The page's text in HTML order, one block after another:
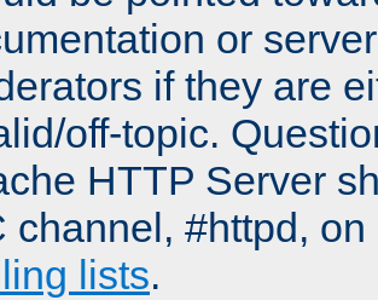
or
if they are
off-topic.
HTTP Server
channel, #httpd,
lists.